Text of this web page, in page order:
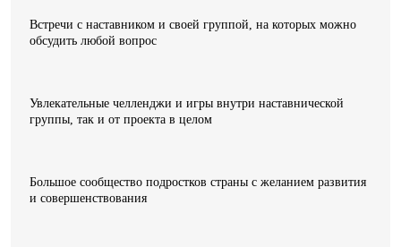
Встречи с наставником и своей группой, на которых можно
обсудить любой вопрос
Увлекательные челленджи и игры внутри наставнической
группы, так и от проекта в целом
Большое сообщество подростков страны с желанием развития
и совершенствования